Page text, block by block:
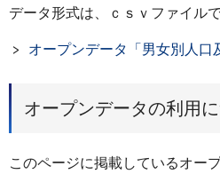
データ形式は、ｃｓｖファイルで
オープンデータ「男女別人口
オープンデータの利用
このページに掲載しているオー